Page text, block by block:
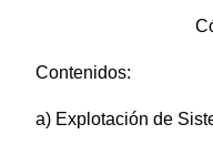
Contenidos:
a) Explotación de